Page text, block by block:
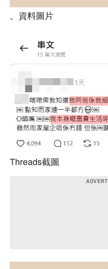
。資料圖片
Threads截圖